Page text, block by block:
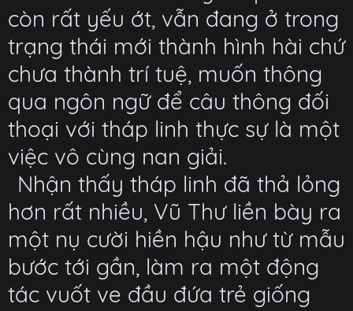
còn rất yếu ớt, vẫn đang ở trong
trạng thái mới thành hình hài chứ
chưa thành trí tuệ, muốn thông
qua ngôn ngữ để câu thông đối
thoại với tháp linh thực sự là một
việc vô cùng nan giải.
Nhận thấy tháp linh đã thả lỏng
hơn rất nhiều, Vũ Thư liền bày ra
một nụ cười hiền hậu như từ mẫu
bước tới gần, làm ra một động
tác vuốt ve đầu đứa trẻ giống